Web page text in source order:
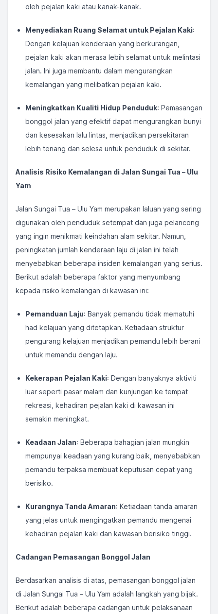
oleh pejalan kaki atau kanak-kanak.
Menyediakan Ruang Selamat untuk Pejalan Kaki:
Dengan kelajuan kenderaan yang berkurangan,
pejalan kaki akan merasa lebih selamat untuk melintasi
jalan. Ini juga membantu dalam mengurangkan
kemalangan yang melibatkan pejalan kaki.
Meningkatkan Kualiti Hidup Penduduk: Pemasangan
bonggol jalan yang efektif dapat mengurangkan bunyi
dan kesesakan lalu lintas, menjadikan persekitaran
lebih tenang dan selesa untuk penduduk di sekitar.
Analisis Risiko Kemalangan di Jalan Sungai Tua – Ulu
Yam
Jalan Sungai Tua – Ulu Yam merupakan laluan yang sering
digunakan oleh penduduk setempat dan juga pelancong
yang ingin menikmati keindahan alam sekitar. Namun,
peningkatan jumlah kenderaan laju di jalan ini telah
menyebabkan beberapa insiden kemalangan yang serius.
Berikut adalah beberapa faktor yang menyumbang
kepada risiko kemalangan di kawasan ini:
Pemanduan Laju: Banyak pemandu tidak mematuhi
had kelajuan yang ditetapkan. Ketiadaan struktur
pengurang kelajuan menjadikan pemandu lebih berani
untuk memandu dengan laju.
Kekerapan Pejalan Kaki: Dengan banyaknya aktiviti
luar seperti pasar malam dan kunjungan ke tempat
rekreasi, kehadiran pejalan kaki di kawasan ini
semakin meningkat.
Keadaan Jalan: Beberapa bahagian jalan mungkin
mempunyai keadaan yang kurang baik, menyebabkan
pemandu terpaksa membuat keputusan cepat yang
berisiko.
Kurangnya Tanda Amaran: Ketiadaan tanda amaran
yang jelas untuk mengingatkan pemandu mengenai
kehadiran pejalan kaki dan kawasan berisiko tinggi.
Cadangan Pemasangan Bonggol Jalan
Berdasarkan analisis di atas, pemasangan bonggol jalan
di Jalan Sungai Tua – Ulu Yam adalah langkah yang bijak.
Berikut adalah beberapa cadangan untuk pelaksanaan